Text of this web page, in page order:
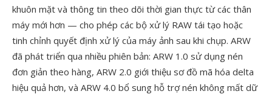
khuôn mặt và thông tin theo dõi thời gian thực từ các thân
máy mới hơn — cho phép các bộ xử lý RAW tái tạo hoặc
tinh chỉnh quyết định xử lý của máy ảnh sau khi chụp. ARW
đã phát triển qua nhiều phiên bản: ARW 1.0 sử dụng nén
đơn giản theo hàng, ARW 2.0 giới thiệu sơ đồ mã hóa delta
hiệu quả hơn, và ARW 4.0 bổ sung hỗ trợ nén không mất dữ